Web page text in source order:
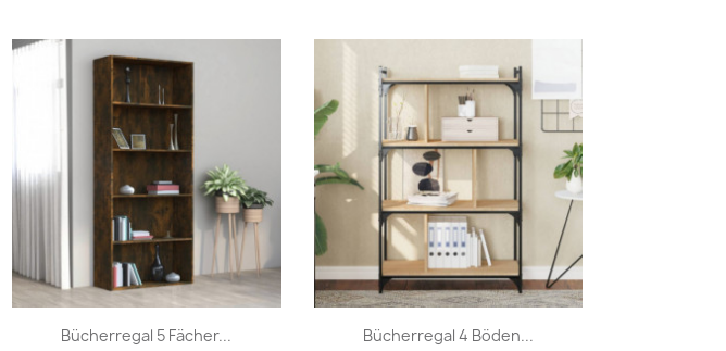
Bücherregal 5 Fächer...
Vorschau Bücherregal 4 Böden...
Vorschau